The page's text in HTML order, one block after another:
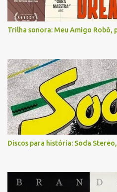
Trilha sonora: Meu Amigo
Discos para história: Soda